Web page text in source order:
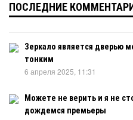
ПОСЛЕДНИЕ
Зеркало является дверью
тонким
6 апреля 2025, 11:31
Можете не верить и я не
дождемся премьеры